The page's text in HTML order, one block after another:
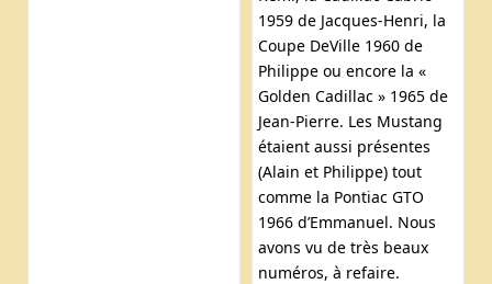
1959 de Jacques-Henri, la
Coupe DeVille 1960 de
Philippe ou encore la «
Golden Cadillac » 1965 de
Jean-Pierre. Les Mustang
étaient aussi présentes
(Alain et Philippe) tout
comme la Pontiac GTO
1966 d’Emmanuel. Nous
avons vu de très beaux
numéros, à refaire.